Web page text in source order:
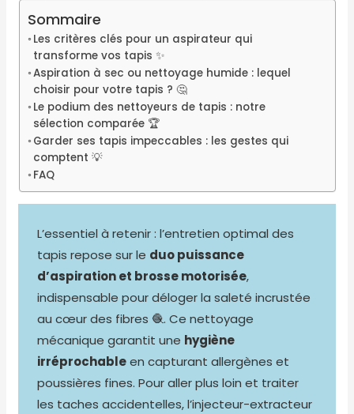
Sommaire
Les critères clés pour un aspirateur qui
transforme vos tapis ✨
Aspiration à sec ou nettoyage humide : lequel
choisir pour votre tapis ? 🤔
Le podium des nettoyeurs de tapis : notre
sélection comparée 🏆
Garder ses tapis impeccables : les gestes qui
comptent 💡
FAQ
L’essentiel à retenir : l’entretien optimal des
tapis repose sur le duo puissance
d’aspiration et brosse motorisée,
indispensable pour déloger la saleté incrustée
au cœur des fibres 🧶. Ce nettoyage
mécanique garantit une hygiène
irréprochableen capturant allergènes et
poussières fines. Pour aller plus loin et traiter
les taches accidentelles, l’injecteur-extracteur